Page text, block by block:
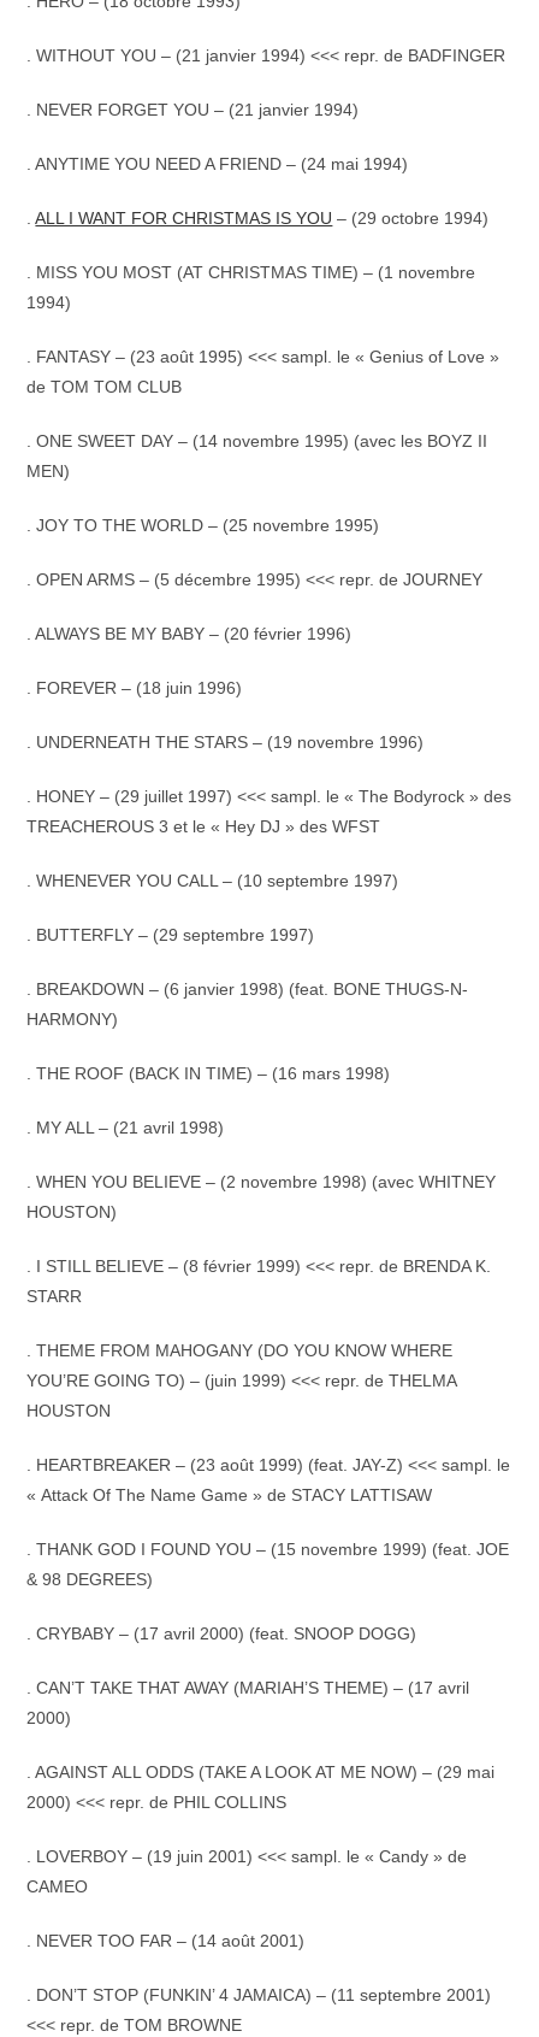
. WITHOUT YOU – (21 janvier 1994) <<< repr. de BADFINGER
. NEVER FORGET YOU – (21 janvier 1994)
. ANYTIME YOU NEED A FRIEND – (24 mai 1994)
.ALL I WANT FOR CHRISTMAS IS YOU – (29 octobre 1994)
. MISS YOU MOST (AT CHRISTMAS TIME) – (1 novembre
1994)
. FANTASY – (23 août 1995) <<< sampl. le « Genius of Love »
de TOM TOM CLUB
. ONE SWEET DAY – (14 novembre 1995) (avec les BOYZ II
MEN)
. JOY TO THE WORLD – (25 novembre 1995)
. OPEN ARMS – (5 décembre 1995) <<< repr. de JOURNEY
. ALWAYS BE MY BABY – (20 février 1996)
. FOREVER – (18 juin 1996)
. UNDERNEATH THE STARS – (19 novembre 1996)
. HONEY – (29 juillet 1997) <<< sampl. le « The Bodyrock » des
TREACHEROUS 3 et le « Hey DJ » des WFST
. WHENEVER YOU CALL – (10 septembre 1997)
. BUTTERFLY – (29 septembre 1997)
. BREAKDOWN – (6 janvier 1998) (feat. BONE THUGS-N-
HARMONY)
. THE ROOF (BACK IN TIME) – (16 mars 1998)
. MY ALL – (21 avril 1998)
. WHEN YOU BELIEVE – (2 novembre 1998) (avec WHITNEY
HOUSTON)
. I STILL BELIEVE – (8 février 1999) <<< repr. de BRENDA K.
STARR
. THEME FROM MAHOGANY (DO YOU KNOW WHERE
YOU’RE GOING TO) – (juin 1999) <<< repr. de THELMA
HOUSTON
. HEARTBREAKER – (23 août 1999) (feat. JAY-Z) <<< sampl. le
« Attack Of The Name Game » de STACY LATTISAW
. THANK GOD I FOUND YOU – (15 novembre 1999) (feat. JOE
& 98 DEGREES)
. CRYBABY – (17 avril 2000) (feat. SNOOP DOGG)
. CAN’T TAKE THAT AWAY (MARIAH’S THEME) – (17 avril
2000)
. AGAINST ALL ODDS (TAKE A LOOK AT ME NOW) – (29 mai
2000) <<< repr. de PHIL COLLINS
. LOVERBOY – (19 juin 2001) <<< sampl. le « Candy » de
CAMEO
. NEVER TOO FAR – (14 août 2001)
. DON’T STOP (FUNKIN’ 4 JAMAICA) – (11 septembre 2001)
<<< repr. de TOM BROWNE